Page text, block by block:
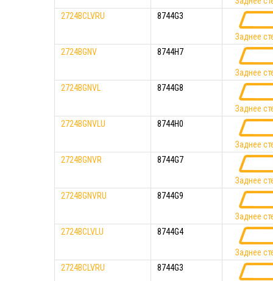
2724BCLVRU 8744G3
Заднее
2724BGNV 8744H7
Заднее
2724BGNVL 8744G8
Заднее
2724BGNVLU 8744H0
Заднее
2724BGNVR 8744G7
Заднее
2724BGNVRU 8744G9
Заднее
2724BCLVLU 8744G4
Заднее
2724BCLVRU 8744G3